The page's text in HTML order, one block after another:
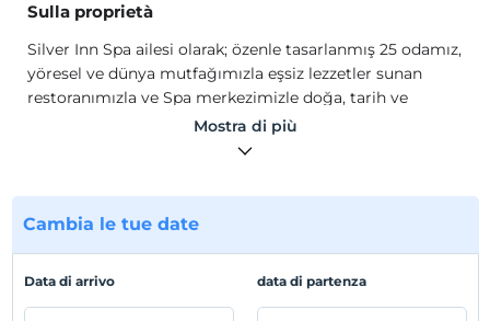
Sulla proprietà
Silver Inn Spa ailesi olarak; özenle tasarlanmış 25 odamız,
yöresel ve dünya mutfağımızla eşsiz lezzetler sunan
restoranımızla ve Spa merkezimizle doğa, tarih ve
konforu bir arada sunarak, güler yüzlü ve saygılı
personelimizle siz değerli misafirlerimize hizmet
koyabileceğiniz özel kasalar, sessiz çalışan split klima,
minibar bulunmaktadır. Bunlara ek olarak; saç kurutma
makinesi, valiz sehpası, şifonyer, elbise dolabı, oturma
grubu, buklet ürünleri, ücretsiz su gibi detaylar odalarda
Mostra di più
Cambia le tue date
Data di arrivo data di partenza